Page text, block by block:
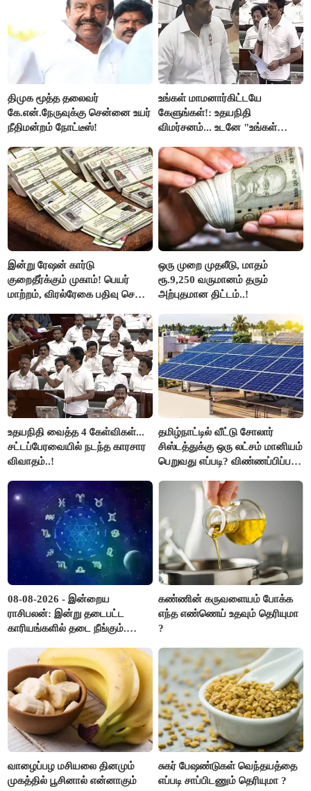
திமுக மூத்த தலைவர்
கே.என்.நேருவுக்கு சென்னை உயர்
நீதிமன்றம் நோட்டீஸ்!
உங்கள் மாமனார்கிட்டயே
கேளுங்கள்!: உதயநிதி
விமர்சனம்... உடனே "உங்கள்
ஆதவ் அர்ஜுனா பதிலடி!
இன்று ரேஷன் கார்டு
குறைதீர்க்கும் முகாம்! பெயர்
மாற்றம், விரல்ரேகை பதிவு செய்ய
ஒரு முறை முதலீடு, மாதம்
ரூ.9,250 வருமானம் தரும்
அற்புதமான திட்டம்..!
உதயநிதி வைத்த 4 கேள்விகள்...
சட்டப்பேரவையில் நடந்த காரசார
விவாதம்..!
தமிழ்நாட்டில் வீட்டு சோலார்
சிஸ்டத்துக்கு ஒரு லட்சம் மானியம்
பெறுவது எப்படி? விண்ணப்பிப்பது
08-08-2026 - இன்றைய
ராசிபலன்: இன்று தடைபட்ட
காரியங்களில் தடை நீங்கும்.
இருக்கும். ஆன்மீக எண்ணம்
அதிகரிக்கும்..!
கண்ணின் கருவளையம் போக்க
எந்த எண்ணெய் உதவும் தெரியுமா
?
வாழைப்பழ மசியலை தினமும்
முகத்தில் பூசினால் என்னாகும்
சுகர் பேஷண்டுகள் வெந்தயத்தை
எப்படி சாப்பிடணும் தெரியுமா ?